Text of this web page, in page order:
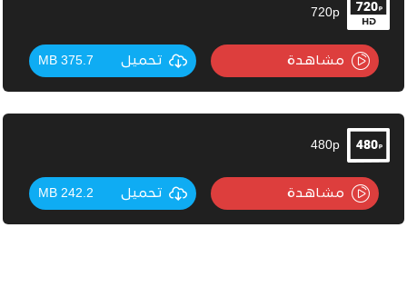
720p
مشاهدة تحميل 375.7 MB
480p
مشاهدة تحميل 242.2 MB